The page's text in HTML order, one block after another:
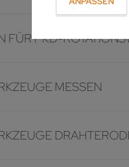
FÜR PKD-
MESSEN